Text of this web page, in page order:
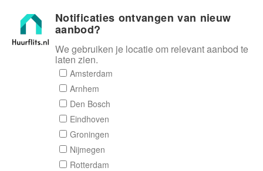
Huurflits
Reactieformulier
Huurflits
Verstuur je bericht
Notificaties ontvangen van nieuw
aanbod?
We gebruiken je locatie om relevant aanbod te
laten zien.
Amsterdam
Arnhem
Den Bosch
Eindhoven
Groningen
Nijmegen
Rotterdam